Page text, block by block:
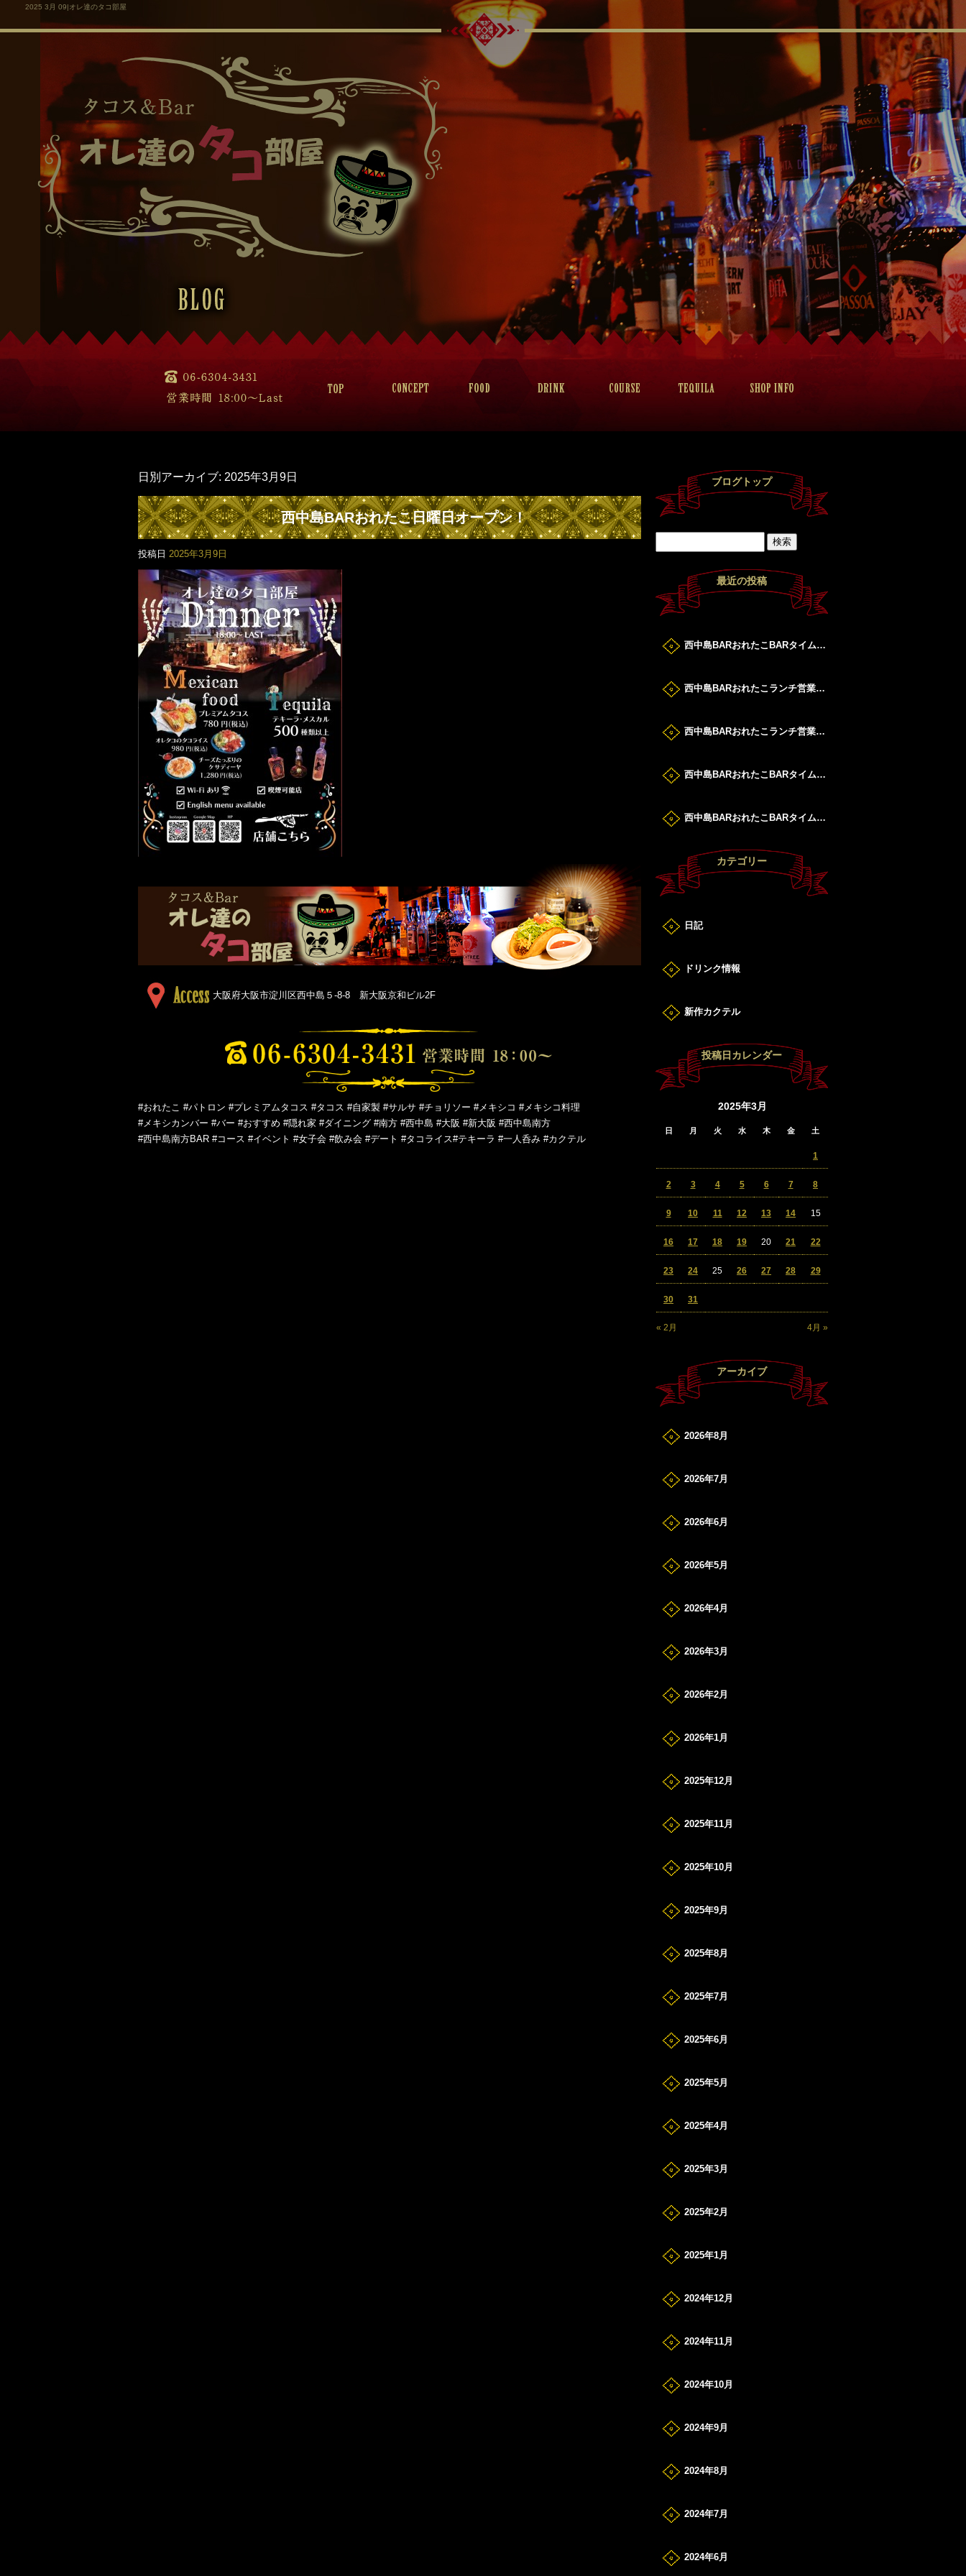
2025 3月 09|オレ達のタコ部屋
日別アーカイブ: 2025年3月9日
西中島BARおれたこ日曜日オープン！
投稿日 2025年3月9日
大阪府大阪市淀川区西中島５-8-8 新大阪京和ビル2F
#おれたこ #パトロン #プレミアムタコス #タコス #自家製 #サルサ #チョリソー #メキシコ #メキシコ料理
#メキシカンバー #バー #おすすめ #隠れ家 #ダイニング #南方 #西中島 #大阪 #新大阪 #西中島南方
#西中島南方BAR #コース #イベント #女子会 #飲み会 #デート #タコライス#テキーラ #一人呑み #カクテル
ブログトップ
最近の投稿
西中島BARおれたこBARタイムすたーと！
西中島BARおれたこランチ営業DAY！
西中島BARおれたこランチ営業DAY！
西中島BARおれたこBARタイムすたーと！
西中島BARおれたこBARタイムすたーと！
カテゴリー
日記
ドリンク情報
新作カクテル
投稿日カレンダー
2025年3月
日 月 火 水 木 金 土
« 2月 4月 »
1
2 3 4 5 6 7 8
9 10 11 12 13 14 15
16 17 18 19 20 21 22
23 24 25 26 27 28 29
30 31
アーカイブ
2026年8月
2026年7月
2026年6月
2026年5月
2026年4月
2026年3月
2026年2月
2026年1月
2025年12月
2025年11月
2025年10月
2025年9月
2025年8月
2025年7月
2025年6月
2025年5月
2025年4月
2025年3月
2025年2月
2025年1月
2024年12月
2024年11月
2024年10月
2024年9月
2024年8月
2024年7月
2024年6月